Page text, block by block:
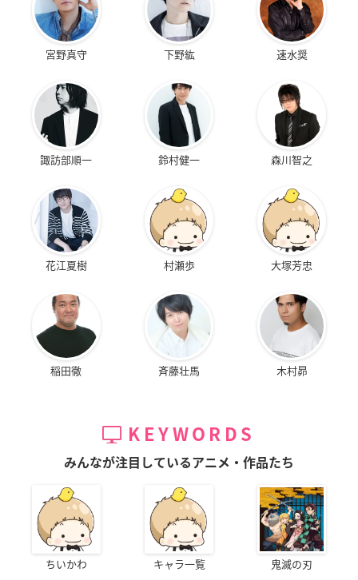
宮野真守 下野紘 速水奨
諏訪部順一 鈴村健一 森川智之
花江夏樹 村瀬歩 大塚芳忠
稲田徹 斉藤壮馬 木村昴
KEYWORDS
みんなが注目しているアニメ・作品たち
ちいかわ キャラ一覧 鬼滅の刃